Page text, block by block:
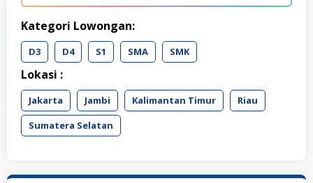
Kategori Lowongan:
D3 D4 S1 SMA SMK
Lokasi :
Jakarta Jambi Kalimantan Timur
Riau
Sumatera Selatan